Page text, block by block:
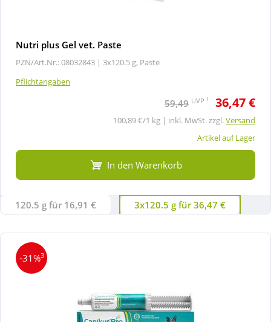
Nutri plus Gel vet. Paste
PZN/Art.Nr.: 08032843 | 3x120.5 g, Paste
Pflichtangaben
59,49 UVP 1 36,47 €
100,89 €/1 kg | inkl. MwSt. zzgl.Versand
Artikel auf Lager
In den Warenkorb
120.5 g für 16,91 € 3x120.5 g für 36,47 €
-31%3